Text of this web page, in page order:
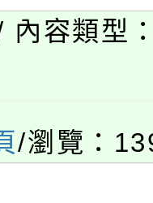
藝術教育
險知識
甄選結果(
學年度第
甄選結果(
大學推廣
容類型
/瀏覽：